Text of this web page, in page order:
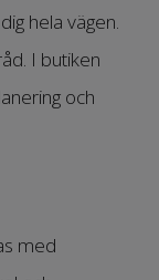
hela vägen.
I butiken
och
med